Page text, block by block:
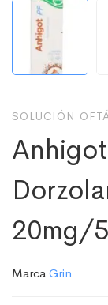
SOLUCIÓN
20mg/
Marca Grin